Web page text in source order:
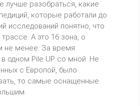
лучше разобраться, какие
которые работали до
исследований понятно, что
А это 16 зона, о
не менее. За время
в одном Pile UP со мной. Не
с Европой, было
то самые оснащенные